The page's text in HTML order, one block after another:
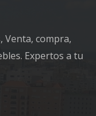
Venta, compra,
Expertos a tu